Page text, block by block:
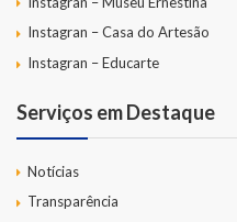
Instagran – Casa do Artesão
Instagran – Educarte
Serviços em Destaque
Notícias
Transparência